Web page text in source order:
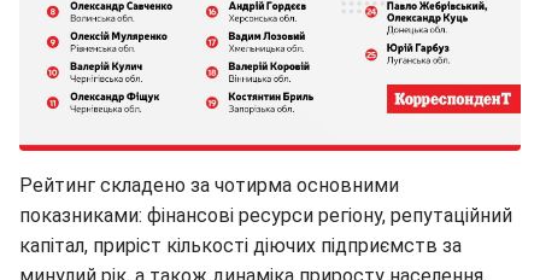
Рейтинг складено за чотирма основними
показниками: фінансові ресурси регіону, репутаційний
капітал, приріст кількості діючих підприємств за
минулий рік, а також динаміка приросту населення.